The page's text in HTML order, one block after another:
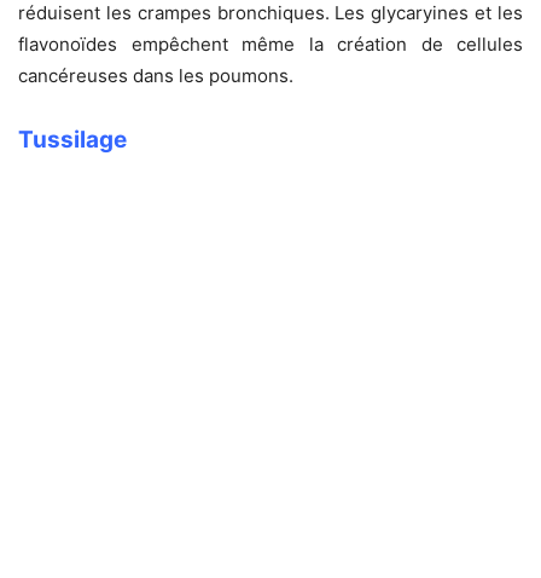
réduisent les crampes bronchiques. Les glycaryines et les
flavonoïdes empêchent même la création de cellules
cancéreuses dans les poumons.
Tussilage